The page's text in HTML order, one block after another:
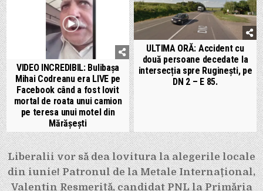
VIDEO INCREDIBIL: Bulibașa
Mihai Codreanu era LIVE pe
Facebook când a fost lovit
mortal de roata unui camion
pe teresa unui motel din
Mărășești
ULTIMA ORĂ: Accident cu
două persoane decedate la
intersecția spre Ruginești, pe
DN 2 – E 85.
Navigare
în
Liberalii vor să dea lovitura la alegerile locale
din iunie! Patronul de la Metale Internațional,
Valentin Resmeriță, candidat PNL la Primăria